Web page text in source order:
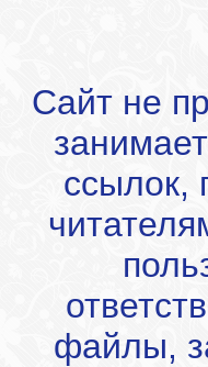
Сайт не
ссылок,
файлы,